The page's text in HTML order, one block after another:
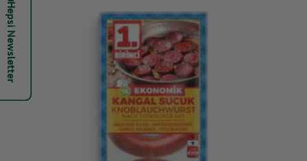
Hepsi Newsletter